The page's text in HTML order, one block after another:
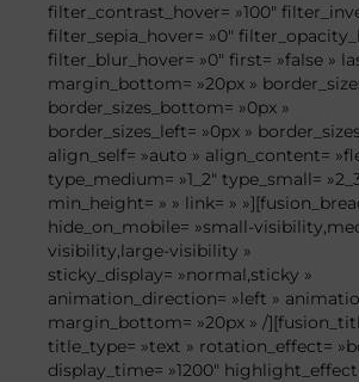
filter_contrast_hover= »100″
filter_sepia_hover= »0″
filter_blur_hover= »0″ first= »false »
margin_bottom= »20px »
border_sizes_bottom= »0px »
border_sizes_left= »0px »
align_self= »auto » align_content=
type_medium= »1_2″ type_small=
min_height= » » link= »
hide_on_mobile= »small-
visibility,large-visibility »
sticky_display= »normal,sticky »
animation_direction= »left »
margin_bottom= »20px » /
title_type= »text » rotation_effect=
display_time= »1200″